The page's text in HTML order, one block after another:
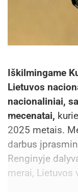
Iškilmingame
Lietuvos
nacionaliniai,
mecenatai,
2025 metais.
darbus
Renginyje
merai, Lietuvos